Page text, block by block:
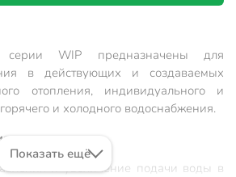
серии WIP предназначены для
в действующих и создаваемых
отопления, индивидуального и
и холодного водоснабжения.
и увеличение подачи воды в
Показать ещё